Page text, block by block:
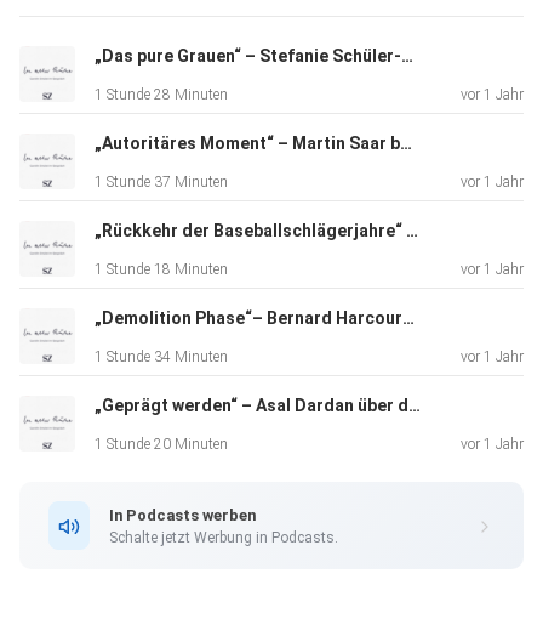
„Das pure Grauen“ – Stefanie Schüler-Springorum bei Carolin Emcke über Unterdrückung in der Nachkriegsgesellschaft
1 Stunde 28 Minuten vor 1 Jahr
„Autoritäres Moment“ – Martin Saar bei Carolin Emcke über die ausgehöhlte US-Demokratie
1 Stunde 37 Minuten vor 1 Jahr
„Rückkehr der Baseballschlägerjahre“ – Marco Wanderwitz bei Carolin Emcke über den Wahlerfolg der AfD
1 Stunde 18 Minuten vor 1 Jahr
„Demolition Phase“– Bernard Harcourt über Trumps konservative Gegenrevolution
1 Stunde 34 Minuten vor 1 Jahr
„Geprägt werden“ – Asal Dardan über das Echo von Gewalt
1 Stunde 20 Minuten vor 1 Jahr
In Podcasts werben
Schalte jetzt Werbung in Podcasts.